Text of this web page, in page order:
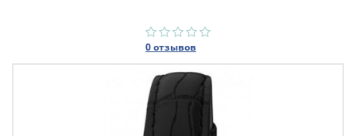
0 отзывов